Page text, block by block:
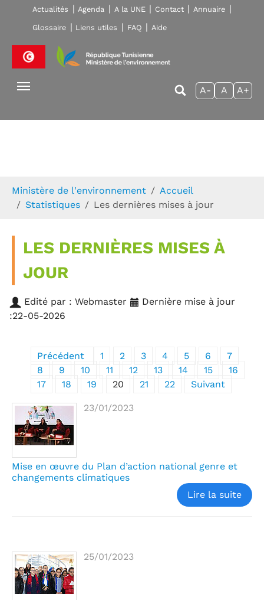
Skip to main navigation
Aller au contenu principal
Skip to page footer
Actualités Agenda A la UNE Contact Annuaire
Glossaire Liens utiles FAQ Aide
A- A A+
Ministère de l'environnement
Accueil
Statistiques
Les dernières mises à jour
LES DERNIÈRES MISES À
JOUR
Edité par : Webmaster
Dernière mise à jour
:22-05-2026
Précédent 1 2 3 4 5 6
7
8
9 10 11 12 13 14 15
16
17
18 19 20 21 22 Suivant
23/01/2023
Mise en œuvre du Plan d’action national genre et
changements climatiques
Lire la suite
25/01/2023